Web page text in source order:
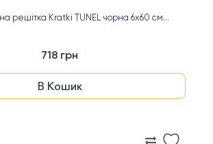
решітка Kratki TUNEL чорна 6х60 см...
718 грн
В Кошик